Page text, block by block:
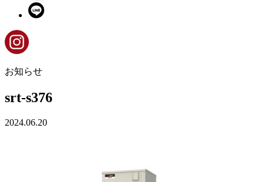
お知らせ
srt-s376
2024.06.20